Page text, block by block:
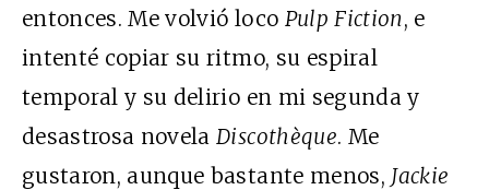
entonces. Me volvió loco Pulp Fiction, e
intenté copiar su ritmo, su espiral
temporal y su delirio en mi segunda y
desastrosa novelaDiscothèque. Me
gustaron, aunque bastante menos, Jackie